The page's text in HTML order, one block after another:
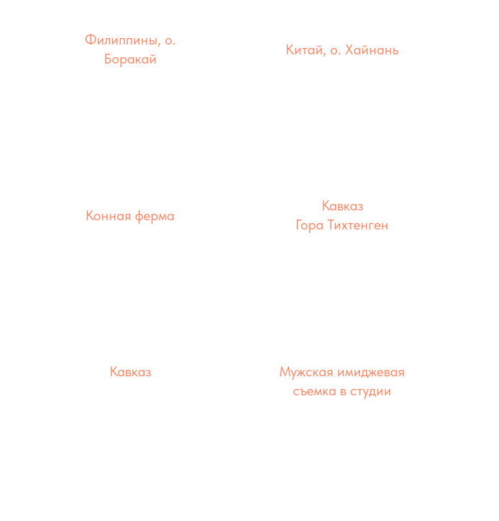
Филиппины, о.
Боракай
Китай, о. Хайнань
Конная ферма
Кавказ
Гора Тихтенген
Кавказ
Мужская имиджевая
съемка в студии